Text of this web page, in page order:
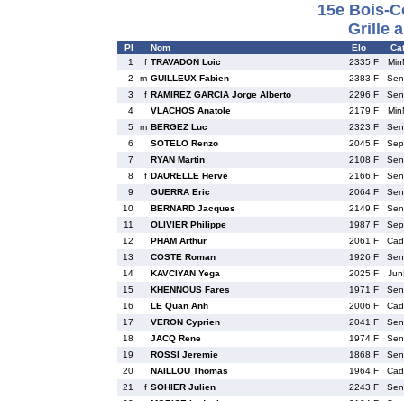
15e Bois-
Grille
Pl Nom Elo
1
f TRAVADON Loic 2335 F
2
m GUILLEUX Fabien 2383 F
3
f RAMIREZ GARCIA Jorge Alberto 2296 F
4
VLACHOS Anatole 2179 F
5
m BERGEZ Luc 2323 F
6
SOTELO Renzo 2045 F
7
RYAN Martin 2108 F
8
f DAURELLE Herve 2166 F
9
GUERRA Eric 2064 F
10
BERNARD Jacques 2149 F
11
OLIVIER Philippe 1987 F
12
PHAM Arthur 2061 F
13
COSTE Roman 1926 F
14
KAVCIYAN Yega 2025 F
15
KHENNOUS Fares 1971 F
16
LE Quan Anh 2006 F
17
VERON Cyprien 2041 F
18
JACQ Rene 1974 F
19
ROSSI Jeremie 1868 F
20
NAILLOU Thomas 1964 F
21
f SOHIER Julien 2243 F